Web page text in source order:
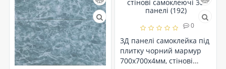
0
3Д панелі самоклейка під
плитку чорний мармур
700x700x4мм, стінові